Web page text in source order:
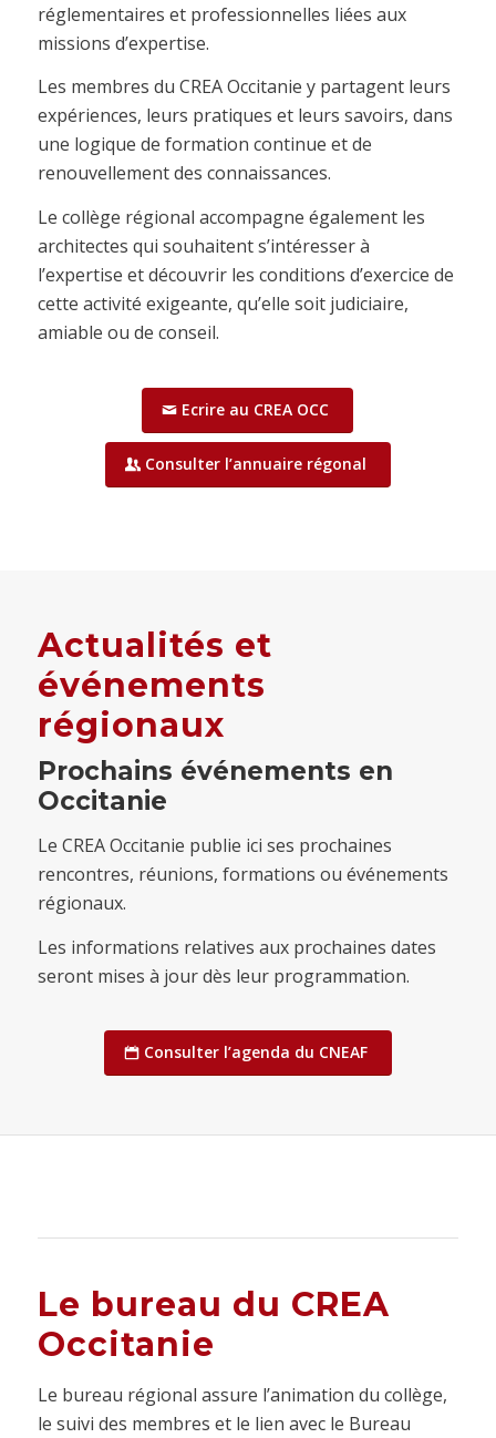
réglementaires et professionnelles liées aux
missions d’expertise.
Les membres du CREA Occitanie y partagent leurs
expériences, leurs pratiques et leurs savoirs, dans
une logique de formation continue et de
renouvellement des connaissances.
Le collège régional accompagne également les
architectes qui souhaitent s’intéresser à
l’expertise et découvrir les conditions d’exercice de
cette activité exigeante, qu’elle soit judiciaire,
amiable ou de conseil.
Ecrire au CREA OCC
Consulter l’annuaire régonal
Actualités et
événements
régionaux
Prochains événements en
Occitanie
Le CREA Occitanie publie ici ses prochaines
rencontres, réunions, formations ou événements
régionaux.
Les informations relatives aux prochaines dates
seront mises à jour dès leur programmation.
Consulter l’agenda du CNEAF
Le bureau du CREA
Occitanie
Le bureau régional assure l’animation du collège,
le suivi des membres et le lien avec le Bureau